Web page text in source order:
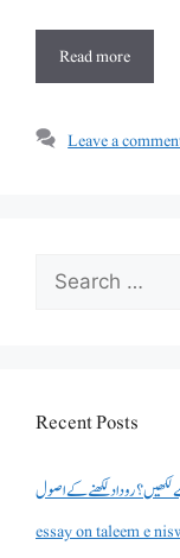
Read more
Leave a
Search
for:
Recent Posts
لکھیں؟ روداد لکھنے کے اصول